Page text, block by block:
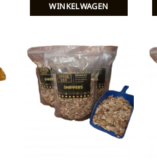
WINKELWAGEN
Toevoegen
aan
verlanglijst